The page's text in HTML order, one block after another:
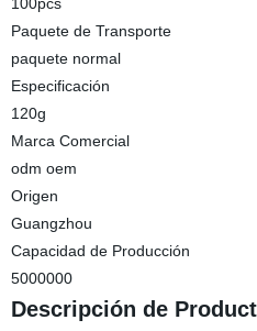
Paquete de Transporte
paquete normal
Especificación
120g
Marca Comercial
odm oem
Origen
Guangzhou
Capacidad de Producción
5000000
Descripción de